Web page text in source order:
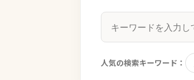
人気の検索キーワード：